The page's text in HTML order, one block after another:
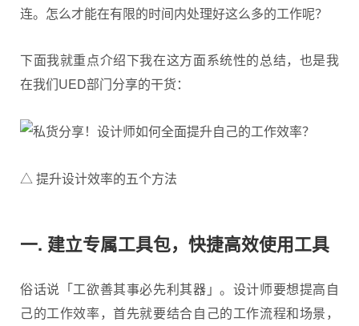
连。怎么才能在有限的时间内处理好这么多的工作呢？
下面我就重点介绍下我在这方面系统性的总结，也是我
在我们UED部门分享的干货：
△ 提升设计效率的五个方法
一. 建立专属工具包，快捷高效使用工具
俗话说「工欲善其事必先利其器」。设计师要想提高自
己的工作效率，首先就要结合自己的工作流程和场景，